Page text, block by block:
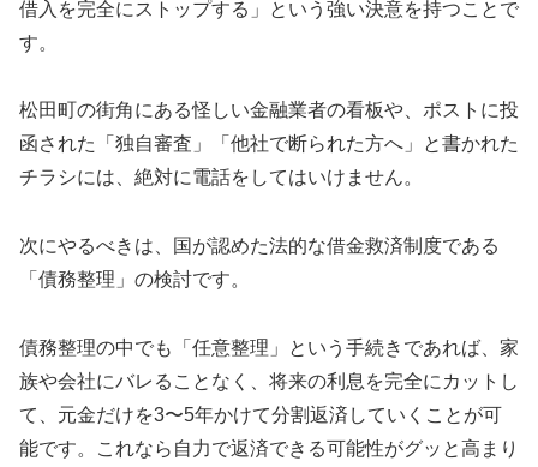
借入を完全にストップする」という強い決意を持つことで
す。
松田町の街角にある怪しい金融業者の看板や、ポストに投
函された「独自審査」「他社で断られた方へ」と書かれた
チラシには、絶対に電話をしてはいけません。
次にやるべきは、国が認めた法的な借金救済制度である
「債務整理」の検討です。
債務整理の中でも「任意整理」という手続きであれば、家
族や会社にバレることなく、将来の利息を完全にカットし
て、元金だけを3〜5年かけて分割返済していくことが可
能です。これなら自力で返済できる可能性がグッと高まり